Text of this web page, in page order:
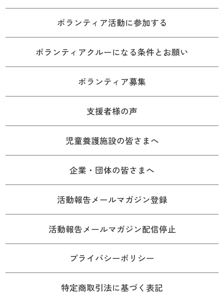
ボランティア活動に参加する
ボランティアクルーになる条件とお願い
ボランティア募集
支援者様の声
児童養護施設の皆さまへ
企業・団体の皆さまへ
活動報告メールマガジン登録
活動報告メールマガジン配信停止
プライバシーポリシー
特定商取引法に基づく表記